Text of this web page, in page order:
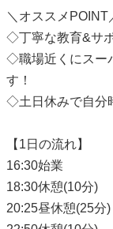
＼オススメPOINT
◇丁寧な教育&サ
◇職場近くにスー
す！
◇土日休みで自分
【1日の流れ】
16:30始業
18:30休憩(10分)
20:25昼休憩(25分)